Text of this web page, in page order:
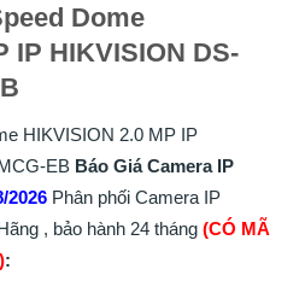
Dome
IP HIKVISION DS-
HIKVISION 2.0 MP IP
EB Báo Giá Camera IP
2026 Phân phối Camera IP
, bảo hành 24 tháng (CÓ MÃ
: